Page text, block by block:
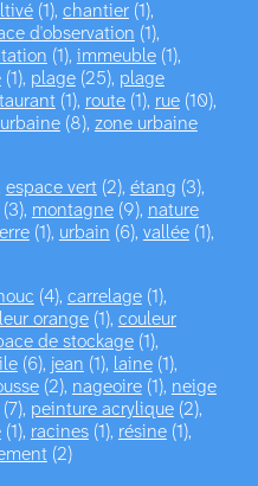
(1), chantier(1),
d'observation (1),
(1), immeuble(1),
(1), plage(25), plage
(1), route(1), rue(10),
(8), zone urbaine
espace vert (2), étang (3),
(3), montagne(9), nature
(1), urbain (6), vallée(1),
(4), carrelage(1),
orange(1), couleur
de stockage(1),
(6), jean (1), laine(1),
(2), nageoire(1), neige
peinture acrylique(2),
(1), racines(1), résine(1),
(2)